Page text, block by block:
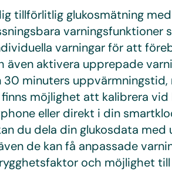
tillförlitlig glukosmätning
varningsfunktioner
varningar för att
även aktivera upprepade
30 minuters uppvärmningstid,
möjlighet att kalibrera vid
eller direkt i din
du dela din glukosdata med
de kan få anpassade
och möjlighet